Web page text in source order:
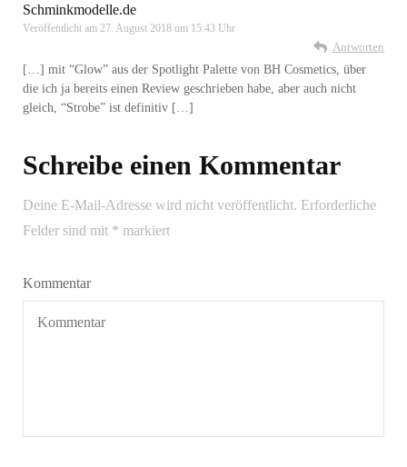
Schminkmodelle.de
Veröffentlicht am 27. August 2018 um 15:43 Uhr
Antworten
[…] mit “Glow” aus der Spotlight Palette von BH Cosmetics, über
die ich ja bereits einen Review geschrieben habe, aber auch nicht
gleich, “Strobe” ist definitiv […]
Schreibe einen Kommentar
Deine E-Mail-Adresse wird nicht veröffentlicht. Erforderliche
Felder sind mit * markiert
Kommentar